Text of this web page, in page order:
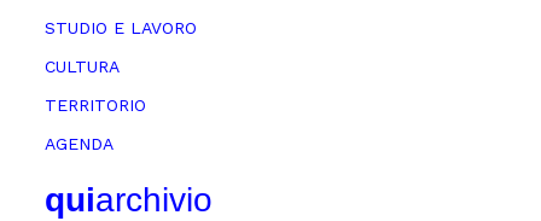
STUDIO E LAVORO
CULTURA
TERRITORIO
AGENDA
quiarchivio